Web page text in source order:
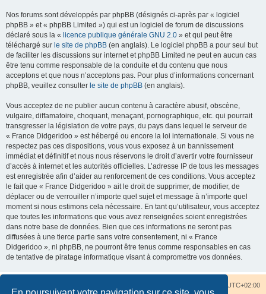
Nos forums sont développés par phpBB (désignés ci-après par « logiciel
phpBB » et « phpBB Limited ») qui est un logiciel de forum de discussions
déclaré sous la « licence publique générale GNU 2.0 » et qui peut être
téléchargé sur le site de phpBB (en anglais). Le logiciel phpBB a pour seul but
de faciliter les discussions sur internet et phpBB Limited ne peut en aucun cas
être tenu comme responsable de la conduite et du contenu que nous
acceptons et que nous n’acceptons pas. Pour plus d’informations concernant
phpBB, veuillez consulter le site de phpBB (en anglais).
Vous acceptez de ne publier aucun contenu à caractère abusif, obscène,
vulgaire, diffamatoire, choquant, menaçant, pornographique, etc. qui pourrait
transgresser la législation de votre pays, du pays dans lequel le serveur de
« France Didgeridoo » est hébergé ou encore la loi internationale. Si vous ne
respectez pas ces dispositions, vous vous exposez à un bannissement
immédiat et définitif et nous nous réservons le droit d’avertir votre fournisseur
d’accès à internet et les autorités officielles. L’adresse IP de tous les messages
est enregistrée afin d’aider au renforcement de ces conditions. Vous acceptez
le fait que « France Didgeridoo » ait le droit de supprimer, de modifier, de
déplacer ou de verrouiller n’importe quel sujet et message à n’importe quel
moment si nous estimons cela nécessaire. En tant qu’utilisateur, vous acceptez
que toutes les informations que vous avez renseignées soient enregistrées
dans notre base de données. Bien que ces informations ne seront pas
diffusées à une tierce partie sans votre consentement, ni « France
Didgeridoo », ni phpBB, ne pourront être tenus comme responsables en cas
de tentative de piratage informatique visant à compromettre vos données.
UTC+02:00